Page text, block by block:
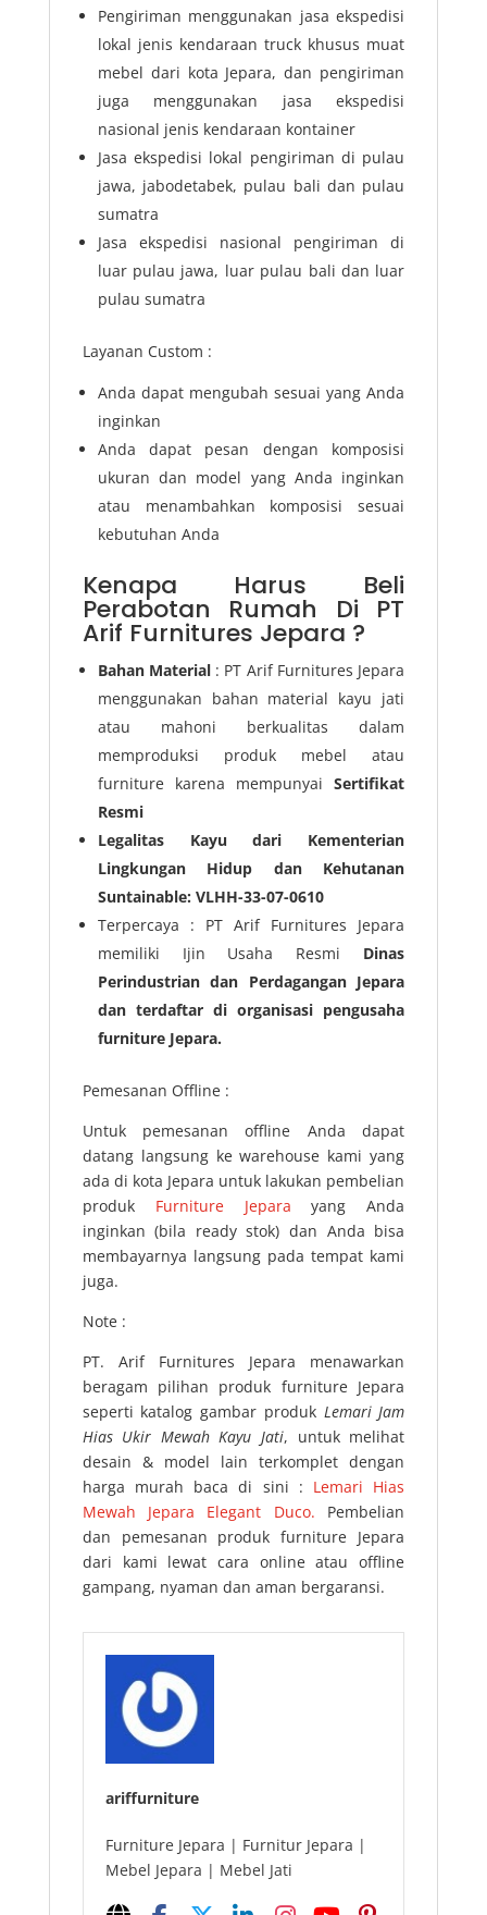
Pengiriman menggunakan jasa ekspedisi
lokal jenis kendaraan truck khusus muat
mebel dari kota Jepara, dan pengiriman
juga menggunakan jasa ekspedisi
nasional jenis kendaraan kontainer
Jasa ekspedisi lokal pengiriman di pulau
jawa, jabodetabek, pulau bali dan pulau
sumatra
Jasa ekspedisi nasional pengiriman di
luar pulau jawa, luar pulau bali dan luar
pulau sumatra
Layanan Custom :
Anda dapat mengubah sesuai yang Anda
inginkan
Anda dapat pesan dengan komposisi
ukuran dan model yang Anda inginkan
atau menambahkan komposisi sesuai
kebutuhan Anda
Kenapa Harus Beli
Perabotan Rumah Di PT
Arif Furnitures Jepara ?
Bahan Material : PT Arif Furnitures Jepara
menggunakan bahan material kayu jati
atau mahoni berkualitas dalam
memproduksi produk mebel atau
furniture karena mempunyaiSertifikat
Resmi
Legalitas Kayu dari Kementerian
Lingkungan Hidup dan Kehutanan
Suntainable: VLHH-33-07-0610
Terpercaya : PT Arif Furnitures Jepara
memiliki Ijin Usaha Resmi Dinas
Perindustrian dan Perdagangan Jepara
dan terdaftar di organisasi pengusaha
furniture Jepara.
Pemesanan Offline :
Untuk pemesanan offline Anda dapat
datang langsung ke warehouse kami yang
ada di kota Jepara untuk lakukan pembelian
produk Furniture Jepara yang Anda
inginkan (bila ready stok) dan Anda bisa
membayarnya langsung pada tempat kami
juga.
Note :
PT. Arif Furnitures Jepara menawarkan
beragam pilihan produk furniture Jepara
seperti katalog gambar produk Lemari Jam
Hias Ukir Mewah Kayu Jati, untuk melihat
desain & model lain terkomplet dengan
harga murah baca di sini : Lemari Hias
Mewah Jepara Elegant Duco. Pembelian
dan pemesanan produk furniture Jepara
dari kami lewat cara online atau offline
gampang, nyaman dan aman bergaransi.
ariffurniture
Furniture Jepara | Furnitur Jepara |
Mebel Jepara | Mebel Jati